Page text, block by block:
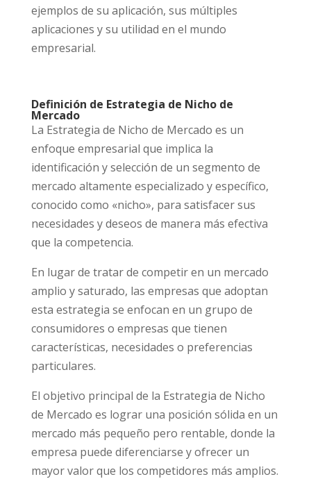
ejemplos de su aplicación, sus múltiples
aplicaciones y su utilidad en el mundo
empresarial.
Definición de Estrategia de Nicho de
Mercado
La Estrategia de Nicho de Mercado es un
enfoque empresarial que implica la
identificación y selección de un segmento de
mercado altamente especializado y específico,
conocido como «nicho», para satisfacer sus
necesidades y deseos de manera más efectiva
que la competencia.
En lugar de tratar de competir en un mercado
amplio y saturado, las empresas que adoptan
esta estrategia se enfocan en un grupo de
consumidores o empresas que tienen
características, necesidades o preferencias
particulares.
El objetivo principal de la Estrategia de Nicho
de Mercado es lograr una posición sólida en un
mercado más pequeño pero rentable, donde la
empresa puede diferenciarse y ofrecer un
mayor valor que los competidores más amplios.